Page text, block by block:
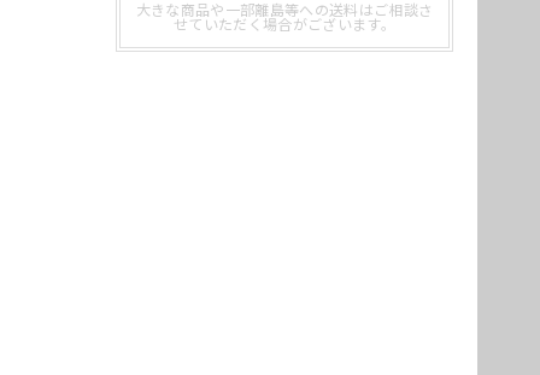
大きな商品や一部離島等への送料はご相談さ
せていただく場合がございます。